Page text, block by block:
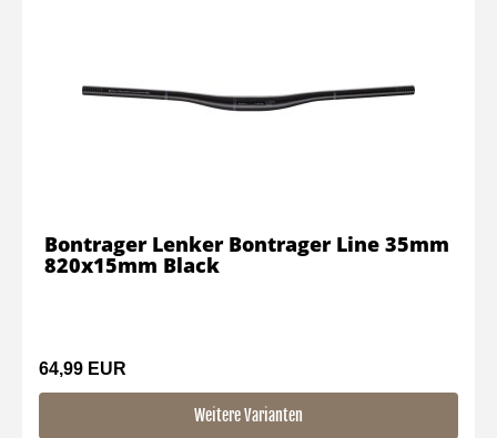
64,99 EUR
Weitere Varianten
Bontrager Lenker Bontrager Line 35mm
820x15mm Black